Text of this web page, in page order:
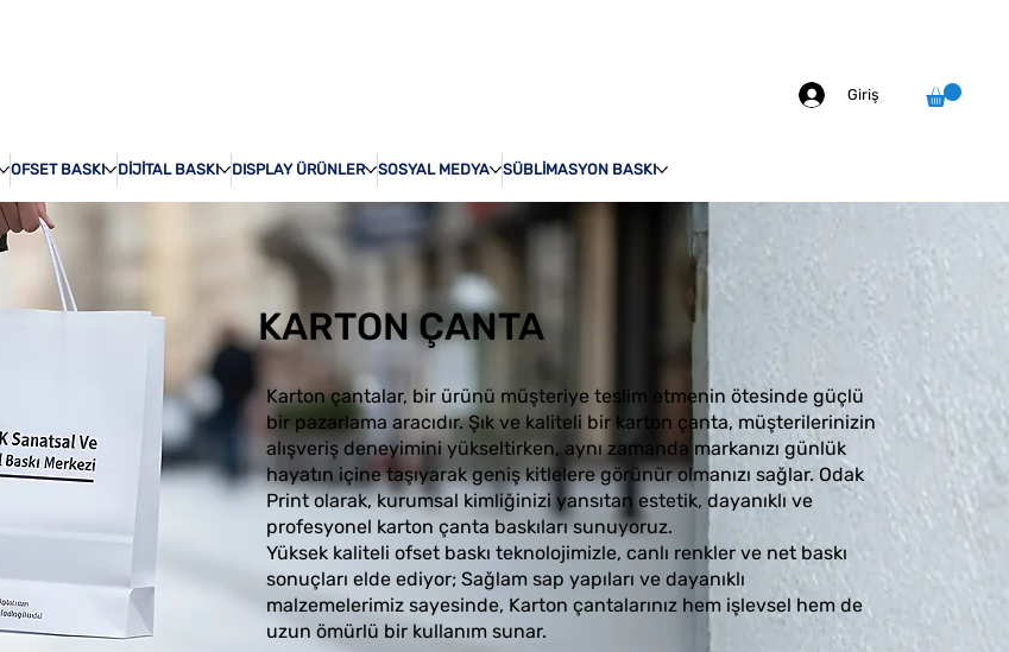
Giriş
OFSET BASKI DİJİTAL BASKI DISPLAY ÜRÜNLER SOSYAL MEDYA SÜBLİMASYON BASKI
KARTON ÇANTA
Karton çantalar, bir ürünü müşteriye teslim etmenin ötesinde güçlü
bir pazarlama aracıdır. Şık ve kaliteli bir karton çanta, müşterilerinizin
alışveriş deneyimini yükseltirken, aynı zamanda markanızı günlük
hayatın içine taşıyarak geniş kitlelere görünür olmanızı sağlar. Odak
Print olarak, kurumsal kimliğinizi yansıtan estetik, dayanıklı ve
profesyonel karton çanta baskıları sunuyoruz.
Yüksek kaliteli ofset baskı teknolojimizle, canlı renkler ve net baskı
sonuçları elde ediyor; Sağlam sap yapıları ve dayanıklı
malzemelerimiz sayesinde, Karton çantalarınız hem işlevsel hem de
uzun ömürlü bir kullanım sunar.